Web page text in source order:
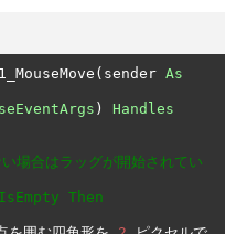
( sender As
)
Handles
場合はラッグが開始されてい